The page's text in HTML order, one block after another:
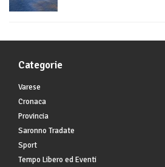
Categorie
Varese
Cronaca
Provincia
Saronno Tradate
Sport
Tempo Libero ed Eventi